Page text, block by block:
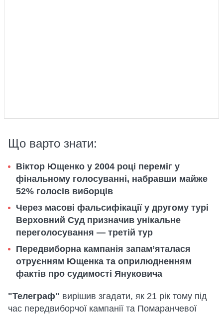
Що варто знати:
Віктор Ющенко у 2004 році переміг у
фінальному голосуванні, набравши майже
52% голосів виборців
Через масові фальсифікації у другому турі
Верховний Суд призначив унікальне
переголосування — третій тур
Передвиборна кампанія запам’яталася
отруєнням Ющенка та оприлюдненням
фактів про судимості Януковича
"Телеграф" вирішив згадати, як 21 рік тому під
час передвиборчої кампанії та Помаранчевої